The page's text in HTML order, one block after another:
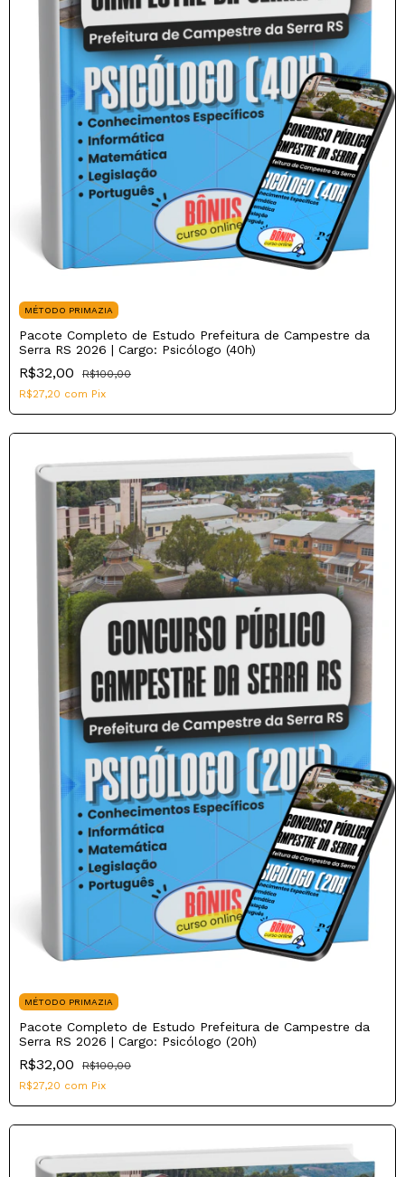
MÉTODO PRIMAZIA
Pacote Completo de Estudo Prefeitura de Campestre da
Serra RS 2026 | Cargo: Psicólogo (40h)
R$32,00
R$100,00
R$27,20 com Pix
MÉTODO PRIMAZIA
Pacote Completo de Estudo Prefeitura de Campestre da
Serra RS 2026 | Cargo: Psicólogo (20h)
R$32,00
R$100,00
R$27,20 com Pix